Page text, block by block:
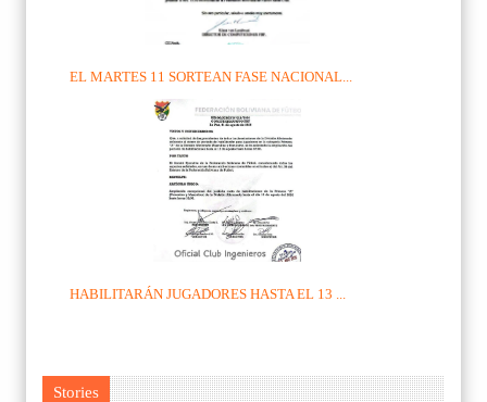
EL MARTES 11 SORTEAN FASE NACIONAL...
HABILITARÁN JUGADORES HASTA EL 13 ...
Stories